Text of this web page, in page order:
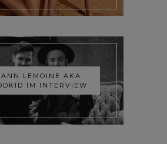
LEMOINE AKA
IM INTERVIEW